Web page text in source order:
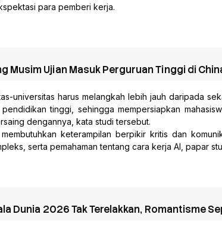
para pemberi kerja.
Musim Ujian Masuk Perguruan Tinggi di
universitas harus melangkah lebih jauh daripada
tinggi, sehingga mempersiapkan
dengannya, kata studi tersebut.
keterampilan berpikir kritis dan
serta pemahaman tentang cara kerja AI, papar
Dunia 2026 Tak Terelakkan, Romantisme